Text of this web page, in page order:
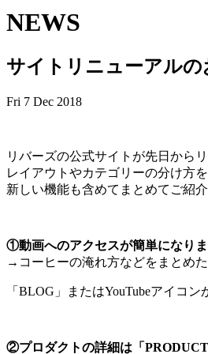
NEWS
サイトリニューアルの
Fri 7 Dec 2018
リバーズの公式サイトが先日から
レイアウトやカテゴリーの分け方
新しい機能も含めてまとめてご紹介
①動画へのアクセスが簡単になりま
→コーヒーの淹れ方などをまとめた
「BLOG」またはYouTubeアイコン
②プロダクトの詳細は「